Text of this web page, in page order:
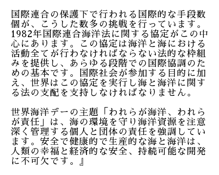
国際連合の保護下で行われる国際的な手段数
個が、こうした数多の挑戦を行っています。
1982年国際連合海洋法に関する協定がこの中
心にあります。この協定は海洋と海における
活動全てが行わなければならない法的な枠組
みを提供し、あらゆる段階での国際協調のた
めの基本です。国際社会が参加する目的に加
え、世界はこの協定を実行し海と海洋に関す
る法の支配を支持しなければなりません。
世界海洋デーの主題「われらが海洋、われら
が責任」は、海の環境を守り海洋資源を注意
深く管理する個人と団体の責任を強調してい
ます。安全で健康的で生産的な海と海洋は、
人類の幸福と経済的な安全、持続可能な開発
に不可欠です。』